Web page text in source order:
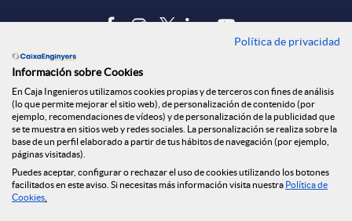
Tablón de anuncios
Política de cookies
Aviso legal
Seguridad Online
Privacidad
Canal denuncias
Política de privacidad
Información sobre Cookies
En Caja Ingenieros utilizamos cookies propias y de terceros con fines de análisis
(lo que permite mejorar el sitio web), de personalización de contenido (por
ejemplo, recomendaciones de vídeos) y de personalización de la publicidad que
se te muestra en sitios web y redes sociales. La personalización se realiza sobre la
base de un perfil elaborado a partir de tus hábitos de navegación (por ejemplo,
páginas visitadas).
Puedes aceptar, configurar o rechazar el uso de cookies utilizando los botones
facilitados en este aviso. Si necesitas más información visita nuestra Política de
Cookies